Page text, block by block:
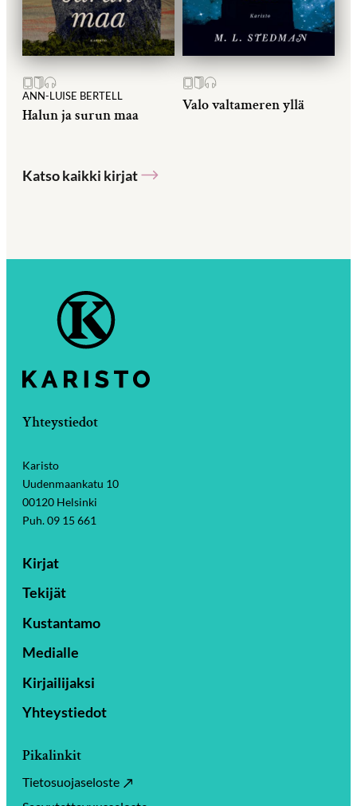
ANN-LUISE BERTELL
Halun ja surun maa
Valo valtameren yllä
Katso kaikki kirjat
Yhteystiedot
Karisto
Uudenmaankatu 10
00120 Helsinki
Puh. 09 15 661
Kirjat
Tekijät
Kustantamo
Medialle
Kirjailijaksi
Yhteystiedot
Pikalinkit
Tietosuojaseloste